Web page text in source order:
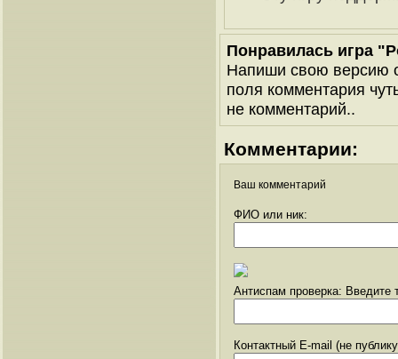
Понравилась игра
Напиши свою версию
поля комментария
не комментарий..
Комментарии:
Ваш комментарий
ФИО или ник:
Антиспам проверка: Введите
Контактный E-mail (не